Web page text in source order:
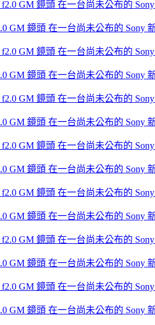
GM 鏡頭 在一台尚未公布的 Sony
GM 鏡頭 在一台尚未公布的 Sony
GM 鏡頭 在一台尚未公布的 Sony
GM 鏡頭 在一台尚未公布的 Sony
GM 鏡頭 在一台尚未公布的 Sony
GM 鏡頭 在一台尚未公布的 Sony
GM 鏡頭 在一台尚未公布的 Sony